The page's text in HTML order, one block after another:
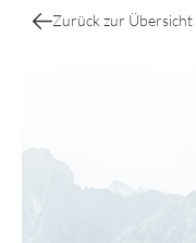
Zurück zur Übersicht